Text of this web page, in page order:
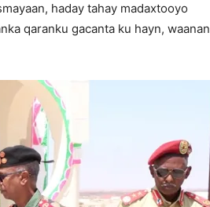
haday tahay madaxtooyo
qaranku gacanta ku hayn, waanan